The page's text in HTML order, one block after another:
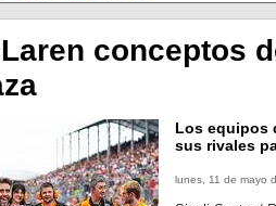
conceptos
Los equipos
sus rivales
lunes, 11 de mayo